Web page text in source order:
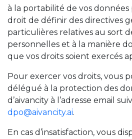
à la portabilité de vos
droit de définir des directives
particulières relatives au sort
personnelles et à la manière
que vos droits soient exercés
Pour exercer vos droits, vous
délégué à la protection des
d’aivancity à l’adresse email
dpo@aivancity.ai.
En cas d’insatisfaction, vous